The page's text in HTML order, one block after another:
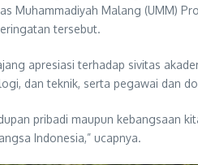
Muhammadiyah Malang (UMM)
tersebut.
apresiasi terhadap sivitas
dan teknik, serta pegawai dan
pribadi maupun kebangsaan
Indonesia,” ucapnya.